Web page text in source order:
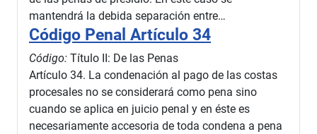
mantendrá la debida separación entre…
Código Penal Artículo 34
Código: Título II: De las Penas
Artículo 34. La condenación al pago de las costas
procesales no se considerará como pena sino
cuando se aplica en juicio penal y en éste es
necesariamente accesoria de toda condena a pena